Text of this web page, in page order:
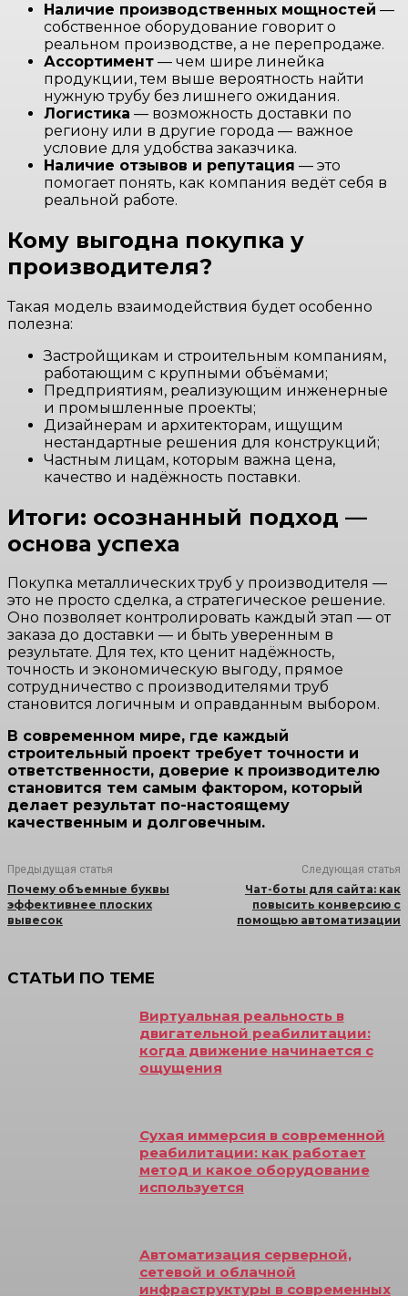
Наличие производственных мощностей —
собственное оборудование говорит о
реальном производстве, а не перепродаже.
Ассортимент — чем шире линейка
продукции, тем выше вероятность найти
нужную трубу без лишнего ожидания.
Логистика — возможность доставки по
региону или в другие города — важное
условие для удобства заказчика.
Наличие отзывов и репутация — это
помогает понять, как компания ведёт себя в
реальной работе.
Кому выгодна покупка у
производителя?
Такая модель взаимодействия будет особенно
полезна:
Застройщикам и строительным компаниям,
работающим с крупными объёмами;
Предприятиям, реализующим инженерные
и промышленные проекты;
Дизайнерам и архитекторам, ищущим
нестандартные решения для конструкций;
Частным лицам, которым важна цена,
качество и надёжность поставки.
Итоги: осознанный подход —
основа успеха
Покупка металлических труб у производителя —
это не просто сделка, а стратегическое решение.
Оно позволяет контролировать каждый этап — от
заказа до доставки — и быть уверенным в
результате. Для тех, кто ценит надёжность,
точность и экономическую выгоду, прямое
сотрудничество с производителями труб
становится логичным и оправданным выбором.
В современном мире, где каждый
строительный проект требует точности и
ответственности, доверие к производителю
становится тем самым фактором, который
делает результат по-настоящему
качественным и долговечным.
Предыдущая статья
Почему объемные буквы
эффективнее плоских
вывесок
Следующая статья
Чат-боты для сайта: как
повысить конверсию с
помощью автоматизации
СТАТЬИ ПО ТЕМЕ
Виртуальная реальность в
двигательной реабилитации:
когда движение начинается с
ощущения
Сухая иммерсия в современной
реабилитации: как работает
метод и какое оборудование
используется
Автоматизация серверной,
сетевой и облачной
инфраструктуры в современных